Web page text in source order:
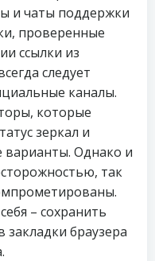
и чаты поддержки
проверенные
ссылки из
следует
каналы.
которые
зеркал и
варианты. Однако и
так
– сохранить
закладки браузера